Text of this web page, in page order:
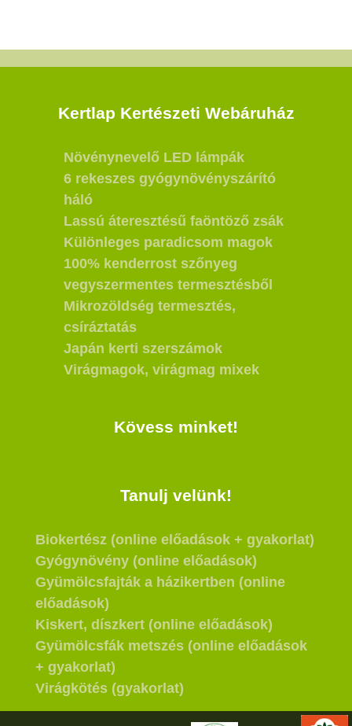
Kertlap Kertészeti Webáruház
Növénynevelő LED lámpák
6 rekeszes gyógynövényszárító
háló
Lassú áteresztésű faöntöző zsák
Különleges paradicsom magok
100% kenderrost szőnyeg
vegyszermentes termesztésből
Mikrozöldség termesztés,
csíráztatás
Japán kerti szerszámok
Virágmagok, virágmag mixek
Kövess minket!
Tanulj velünk!
Biokertész (online előadások + gyakorlat)
Gyógynövény (online előadások)
Gyümölcsfajták a házikertben (online
előadások)
Kiskert, díszkert (online előadások)
Gyümölcsfák metszés (online előadások
+ gyakorlat)
Virágkötés (gyakorlat)